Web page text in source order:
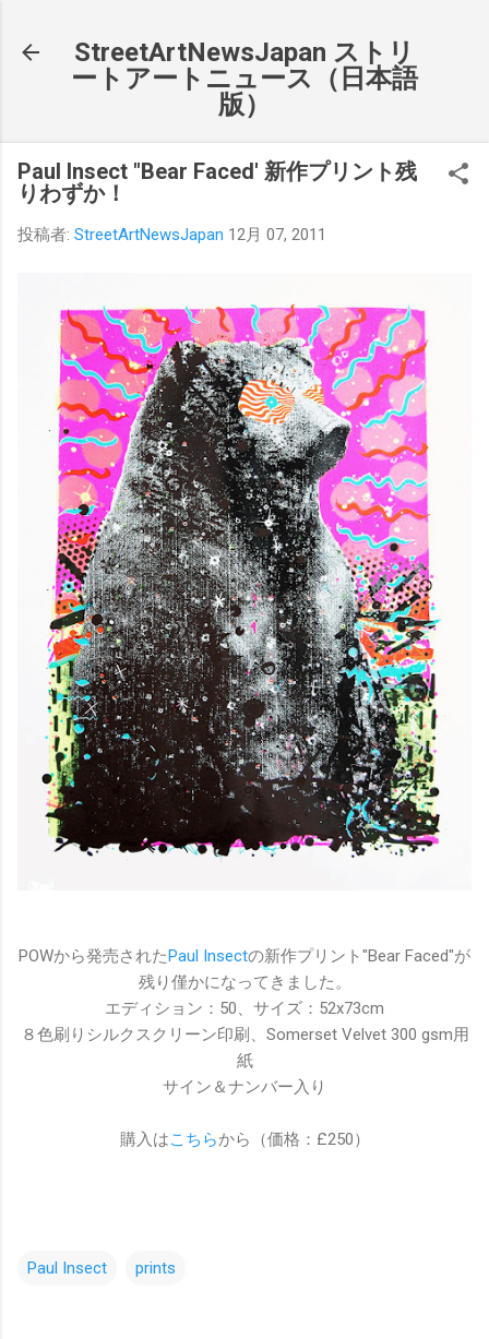
StreetArtNewsJapan ストリ
ートアートニュース（日本語
版）
Paul Insect "Bear Faced' 新作プリント残
りわずか！
投稿者: StreetArtNewsJapan 12月 07, 2011
POWから発売されたPaul Insectの新作プリント"Bear Faced"が
残り僅かになってきました。
エディション：50、サイズ：52x73cm
８色刷りシルクスクリーン印刷、Somerset Velvet 300 gsm用
紙
サイン＆ナンバー入り
購入はこちらから（価格：£250）
Paul Insect prints